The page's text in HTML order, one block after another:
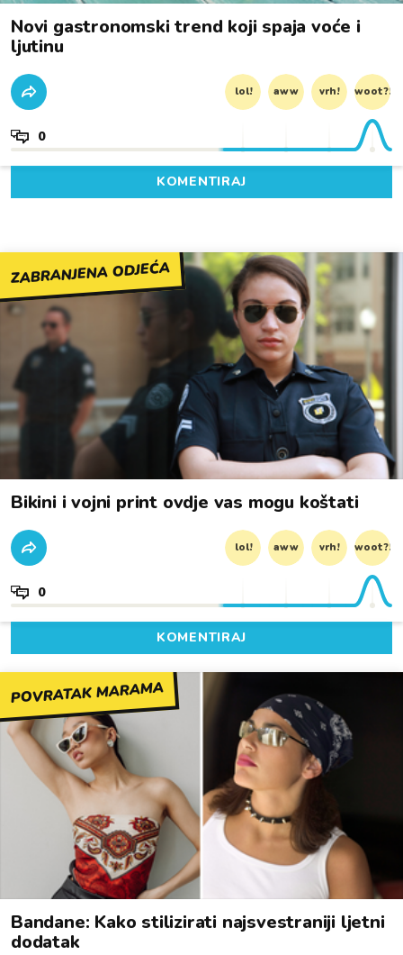
Novi gastronomski trend koji spaja voće i
ljutinu
lol! aww vrh! woot?!
0
KOMENTIRAJ
ZABRANJENA ODJEĆA
Bikini i vojni print ovdje vas mogu koštati
lol! aww vrh! woot?!
0
KOMENTIRAJ
POVRATAK MARAMA
Bandane: Kako stilizirati najsvestraniji ljetni
dodatak